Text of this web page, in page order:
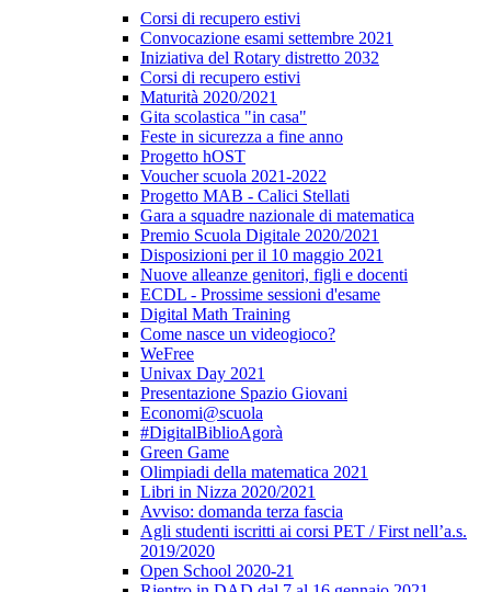
Corsi di recupero estivi
Convocazione esami settembre 2021
Iniziativa del Rotary distretto 2032
Corsi di recupero estivi
Maturità 2020/2021
Gita scolastica "in casa"
Feste in sicurezza a fine anno
Progetto hOST
Voucher scuola 2021-2022
Progetto MAB - Calici Stellati
Gara a squadre nazionale di matematica
Premio Scuola Digitale 2020/2021
Disposizioni per il 10 maggio 2021
Nuove alleanze genitori, figli e docenti
ECDL - Prossime sessioni d'esame
Digital Math Training
Come nasce un videogioco?
WeFree
Univax Day 2021
Presentazione Spazio Giovani
Economi@scuola
#DigitalBiblioAgorà
Green Game
Olimpiadi della matematica 2021
Libri in Nizza 2020/2021
Avviso: domanda terza fascia
Agli studenti iscritti ai corsi PET / First nell’a.s.
2019/2020
Open School 2020-21